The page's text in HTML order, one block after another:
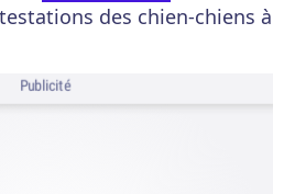
des chien-chiens à
Publicité